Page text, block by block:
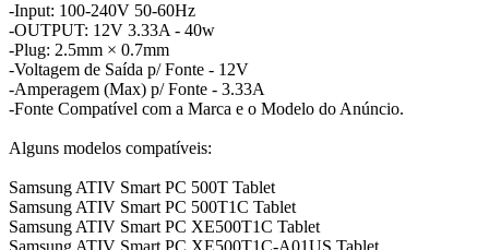
-Input: 100-240V 50-60Hz
-OUTPUT: 12V 3.33A - 40w
-Plug: 2.5mm × 0.7mm
-Voltagem de Saída p/ Fonte - 12V
-Amperagem (Max) p/ Fonte - 3.33A
-Fonte Compatível com a Marca e o Modelo do Anúncio.
Alguns modelos compatíveis:
Samsung ATIV Smart PC 500T Tablet
Samsung ATIV Smart PC 500T1C Tablet
Samsung ATIV Smart PC XE500T1C Tablet